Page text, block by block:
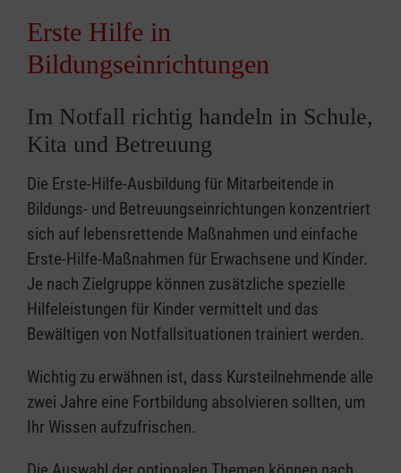
Erste Hilfe in
Bildungseinrichtungen
Im Notfall richtig handeln in Schule,
Kita und Betreuung
Die Erste-Hilfe-Ausbildung für Mitarbeitende in
Bildungs- und Betreuungseinrichtungen konzentriert
sich auf lebensrettende Maßnahmen und einfache
Erste-Hilfe-Maßnahmen für Erwachsene und Kinder.
Je nach Zielgruppe können zusätzliche spezielle
Hilfeleistungen für Kinder vermittelt und das
Bewältigen von Notfallsituationen trainiert werden.
Wichtig zu erwähnen ist, dass Kursteilnehmende alle
zwei Jahre eine Fortbildung absolvieren sollten, um
Ihr Wissen aufzufrischen.